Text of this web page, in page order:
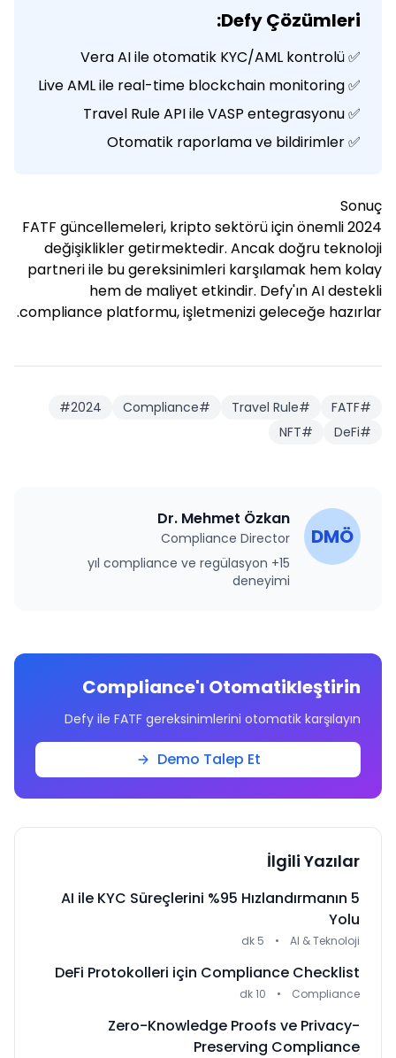
Defy Çözümleri:
✅ Vera AI ile otomatik KYC/AML kontrolü
✅ Live AML ile real-time blockchain monitoring
✅ Travel Rule API ile VASP entegrasyonu
✅ Otomatik raporlama ve bildirimler
Sonuç
2024 FATF güncellemeleri, kripto sektörü için önemli
değişiklikler getirmektedir. Ancak doğru teknoloji
partneri ile bu gereksinimleri karşılamak hem kolay
hem de maliyet etkindir. Defy'ın AI destekli
compliance platformu, işletmenizi geleceğe hazırlar.
#
FATF
#
Travel Rule
#
Compliance
#2024
#
DeFi
#
NFT
DMÖ
Dr. Mehmet Özkan
Compliance Director
15+ yıl compliance ve regülasyon
deneyimi
Compliance'ı Otomatikleştirin
Defy ile FATF gereksinimlerini otomatik karşılayın
Demo Talep Et
İlgili Yazılar
AI ile KYC Süreçlerini %95 Hızlandırmanın 5
Yolu
AI & Teknoloji
•
5 dk
DeFi Protokolleri için Compliance Checklist
Compliance
•
10 dk
Zero-Knowledge Proofs ve Privacy-
Preserving Compliance